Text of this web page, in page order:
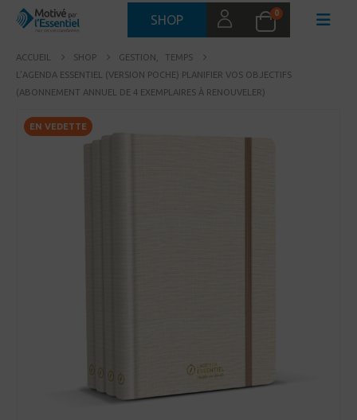
SHOP 0
ACCUEIL SHOP GESTION
TEMPS
L’AGENDA ESSENTIEL (VERSION POCHE) PLANIFIER VOS OBJECTIFS
(ABONNEMENT ANNUEL DE 4 EXEMPLAIRES À RENOUVELER)
EN VEDETTE